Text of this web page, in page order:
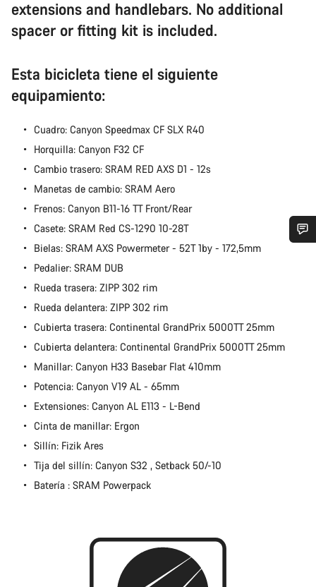
extensions and handlebars. No additional
spacer or fitting kit is included.
Esta bicicleta tiene el siguiente
equipamiento:
Cuadro: Canyon Speedmax CF SLX R40
Horquilla: Canyon F32 CF
Cambio trasero: SRAM RED AXS D1 - 12s
Manetas de cambio: SRAM Aero
Frenos: Canyon B11-16 TT Front/Rear
Casete: SRAM Red CS-1290 10-28T
Bielas: SRAM AXS Powermeter - 52T 1by - 172,5mm
Pedalier: SRAM DUB
Rueda trasera: ZIPP 302 rim
Rueda delantera: ZIPP 302 rim
Cubierta trasera: Continental GrandPrix 5000TT 25mm
Cubierta delantera: Continental GrandPrix 5000TT 25mm
Manillar: Canyon H33 Basebar Flat 410mm
Potencia: Canyon V19 AL - 65mm
Extensiones: Canyon AL E113 - L-Bend
Cinta de manillar: Ergon
Sillín: Fizik Ares
Tija del sillín: Canyon S32 , Setback 50/-10
Batería : SRAM Powerpack
¿Necesitas ayuda?
Nuestros expertos estarán encantados de responder a tus
preguntas.
Abrir chat
Cerrar